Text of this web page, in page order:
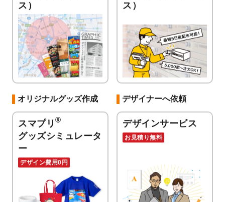
ス）
ス）
オリジナルグッズ作成
スマプリ ®
グッズシミュレータ
ー
デザイン費用0円
デザイナーへ依頼
デザインサービス
お見積り無料